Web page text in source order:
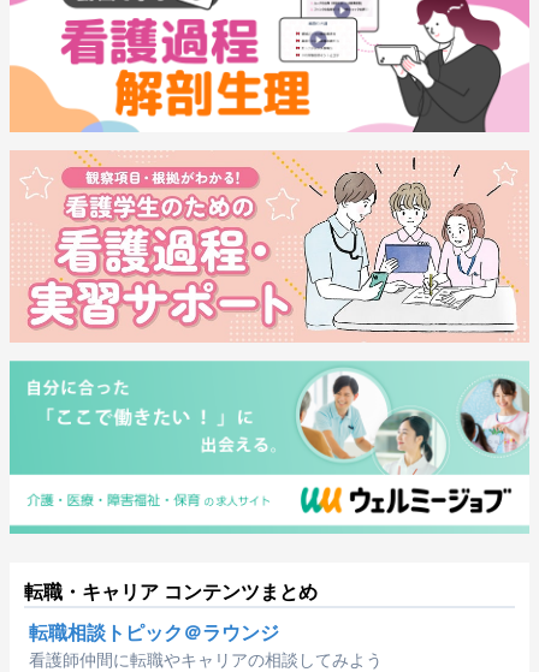
転職・キャリア コンテンツまとめ
転職相談トピック＠ラウンジ
看護師仲間に転職やキャリアの相談してみよう